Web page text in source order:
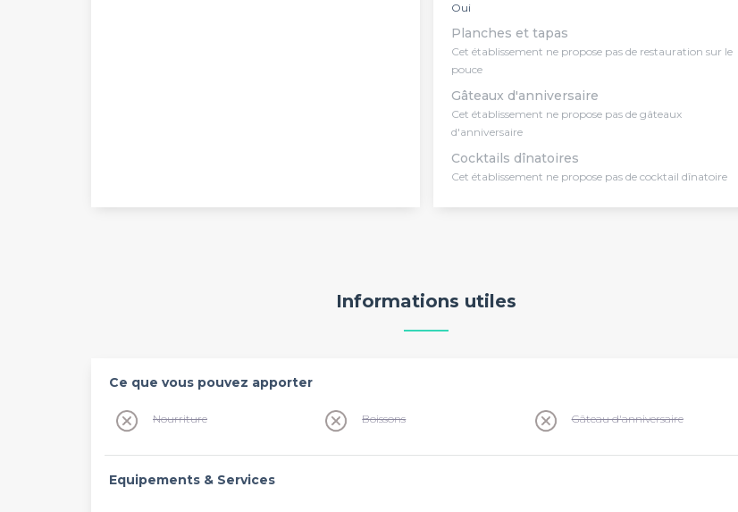
Oui
Planches et tapas
Cet établissement ne propose pas de restauration sur le
pouce
Gâteaux d'anniversaire
Cet établissement ne propose pas de gâteaux
d'anniversaire
Cocktails dînatoires
Cet établissement ne propose pas de cocktail dînatoire
Informations utiles
Ce que vous pouvez apporter
Nourriture Boissons Gâteau d'anniversaire
Equipements & Services